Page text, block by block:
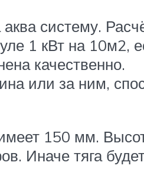
систему.
1 кВт на 10м2,
качественно.
или за ним,
150 мм.
Иначе тяга